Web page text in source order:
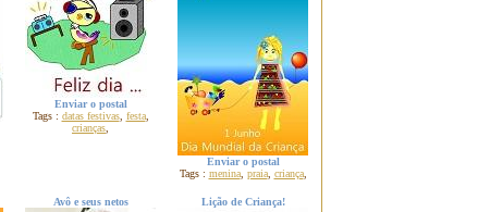
Enviar o postal
Tags : datas festivas, festa,
crianças
Enviar o postal
Tags : menina, praia, criança,
Avô e seus netos Lição de Criança!